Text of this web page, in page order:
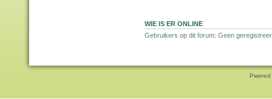
WIE IS ER ONLINE
Gebruikers op dit forum: Geen